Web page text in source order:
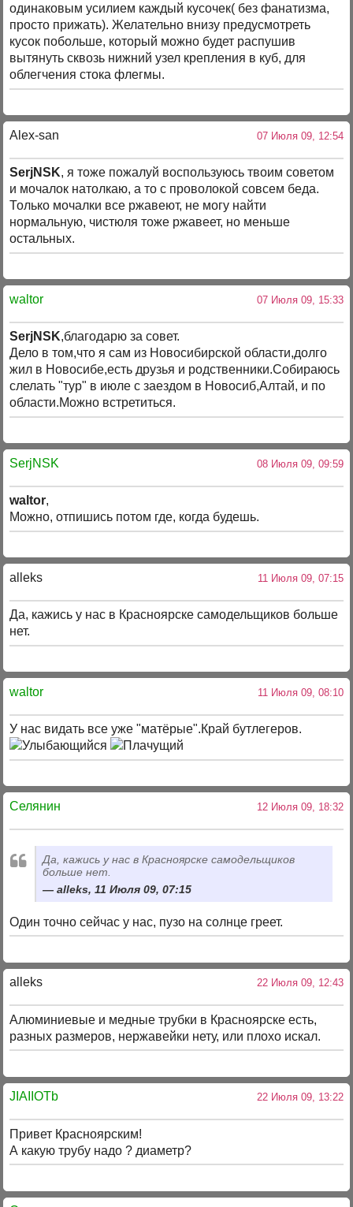
одинаковым усилием каждый кусочек( без фанатизма,
просто прижать). Желательно внизу предусмотреть
кусок побольше, который можно будет распушив
вытянуть сквозь нижний узел крепления в куб, для
облегчения стока флегмы.
Alex-san 07 Июля 09, 12:54
SerjNSK, я тоже пожалуй воспользуюсь твоим советом
и мочалок натолкаю, а то с проволокой совсем беда.
Только мочалки все ржавеют, не могу найти
нормальную, чистюля тоже ржавеет, но меньше
остальных.
waltor 07 Июля 09, 15:33
SerjNSK,благодарю за совет.
Дело в том,что я сам из Новосибирской области,долго
жил в Новосибе,есть друзья и родственники.Собираюсь
слелать "тур" в июле с заездом в Новосиб,Алтай, и по
области.Можно встретиться.
SerjNSK 08 Июля 09, 09:59
waltor,
Можно, отпишись потом где, когда будешь.
alleks 11 Июля 09, 07:15
Да, кажись у нас в Красноярске самодельщиков больше
нет.
waltor 11 Июля 09, 08:10
У нас видать все уже "матёрые".Край бутлегеров.
Селянин 12 Июля 09, 18:32
Да, кажись у нас в Красноярске самодельщиков
больше нет.
alleks, 11 Июля 09, 07:15
Один точно сейчас у нас, пузо на солнце греет.
alleks 22 Июля 09, 12:43
Алюминиевые и медные трубки в Красноярске есть,
разных размеров, нержавейки нету, или плохо искал.
JIAIIOTb 22 Июля 09, 13:22
Привет Красноярским!
А какую трубу надо ? диаметр?